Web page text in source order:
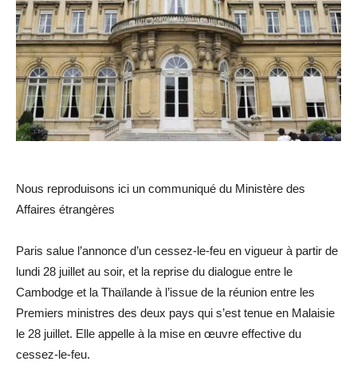
Nous reproduisons ici un communiqué du Ministère des
Affaires étrangères
Paris salue l’annonce d’un cessez-le-feu en vigueur à partir de
lundi 28 juillet au soir, et la reprise du dialogue entre le
Cambodge et la Thaïlande à l’issue de la réunion entre les
Premiers ministres des deux pays qui s’est tenue en Malaisie
le 28 juillet. Elle appelle à la mise en œuvre effective du
cessez-le-feu.